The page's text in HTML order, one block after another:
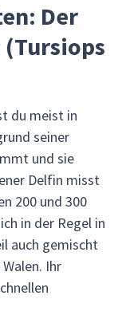
Der
du meist in
seiner
und sie
Delfin misst
200 und 300
in der Regel in
auch gemischt
Ihr